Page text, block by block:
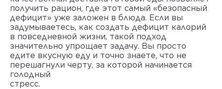
получить рацион, где этот самый «безопасный
дефицит» уже заложен в блюда. Если вы
задумываетесь, как создать дефицит калорий
в повседневной жизни, такой подход
значительно упрощает задачу. Вы просто
едите вкусную еду и точно знаете, что не
перешагнули черту, за которой начинается
голодный